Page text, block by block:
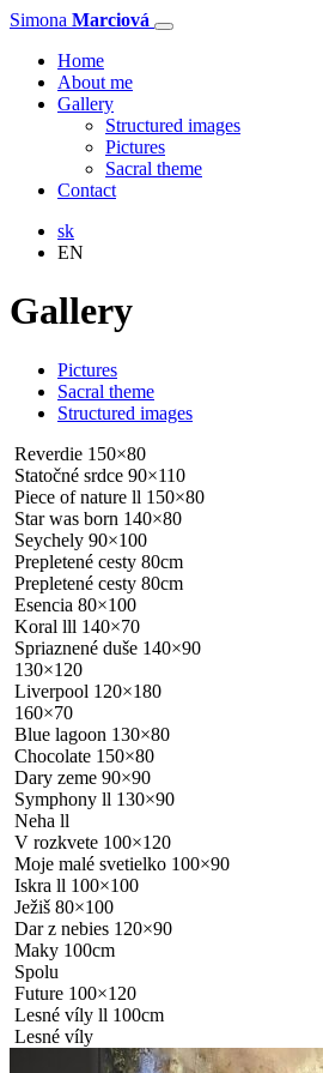
Simona Marciová
Home
About me
Gallery
Structured images
Pictures
Sacral theme
Contact
sk
EN
Gallery
Pictures
Sacral theme
Structured images
Reverdie 150×80
Statočné srdce 90×110
Piece of nature ll 150×80
Star was born 140×80
Seychely 90×100
Prepletené cesty 80cm
Prepletené cesty 80cm
Esencia 80×100
Koral lll 140×70
Spriaznené duše 140×90
130×120
Liverpool 120×180
160×70
Blue lagoon 130×80
Chocolate 150×80
Dary zeme 90×90
Symphony ll 130×90
Neha ll
V rozkvete 100×120
Moje malé svetielko 100×90
Iskra ll 100×100
Ježiš 80×100
Dar z nebies 120×90
Maky 100cm
Spolu
Future 100×120
Lesné víly ll 100cm
Lesné víly